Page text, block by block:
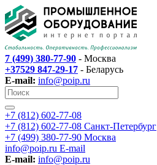
7 (499) 380-77-90 - Москва
+37529 847-29-17 - Беларусь
E-mail: info@poip.ru
+7 (812) 602-77-08
+7 (812) 602-77-08 Санкт-Петербург
+7 (499) 380-77-90 Москва
info@poip.ru E-mail
E-mail: info@poip.ru